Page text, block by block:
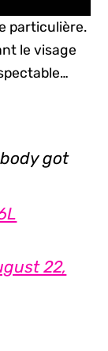
particulière.
le visage
got
22,